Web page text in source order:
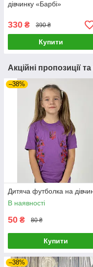
дівчинку «Барбі»
330 ₴ 390 ₴
Купити
Акційні пропозиції
–38%
Дитяча футболка на
В наявності
50 ₴ 80 ₴
Купити
–38%